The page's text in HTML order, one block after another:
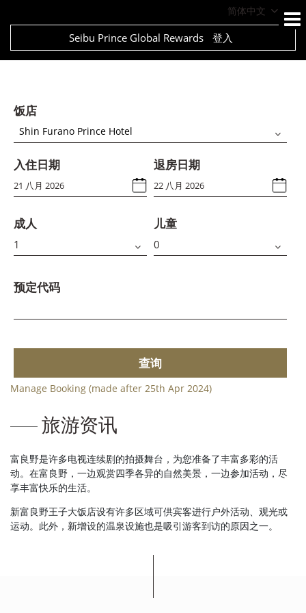
简体中文
Seibu Prince Global Rewards 登入
饭店
Shin Furano Prince Hotel
入住日期 退房日期
成人 儿童
预定代码
查询
Manage Booking (made after 25th Apr 2024)
旅游资讯
富良野是许多电视连续剧的拍摄舞台，为您准备了丰富多彩的活
动。在富良野，一边观赏四季各异的自然美景，一边参加活动，尽
享丰富快乐的生活。
新富良野王子大饭店设有许多区域可供宾客进行户外活动、观光或
运动。此外，新增设的温泉设施也是吸引游客到访的原因之一。